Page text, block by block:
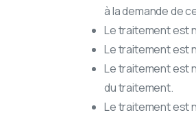
à la demande de
Le traitement est
Le traitement est
Le traitement est
du traitement.
Le traitement est